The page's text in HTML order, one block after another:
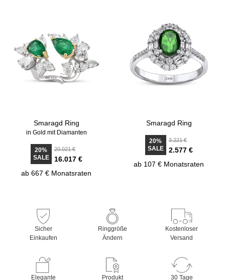
Smaragd Ring
in Gold mit Diamanten
20%
SALE
20.021 €
16.017 €
ab 667 € Monatsraten
Smaragd Ring
20%
SALE
3.221 €
2.577 €
ab 107 € Monatsraten
Sicher
Einkaufen
Ringgröße
Ändern
Kostenloser
Versand
Elegante
Produkt
30 Tage